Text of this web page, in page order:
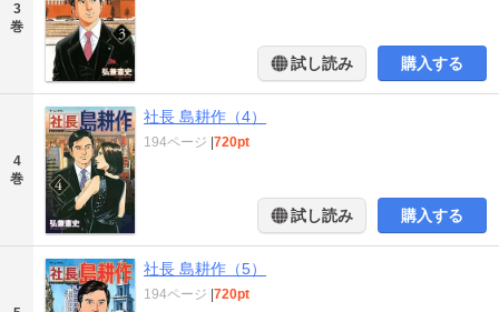
3
巻
試し読み 購入する
4
巻
社長 島耕作（4）
194ページ 720pt
試し読み 購入する
社長 島耕作（5）
194ページ 720pt